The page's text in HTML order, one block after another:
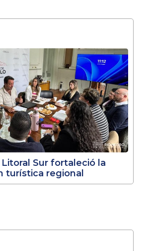
Sur fortaleció la
turística regional